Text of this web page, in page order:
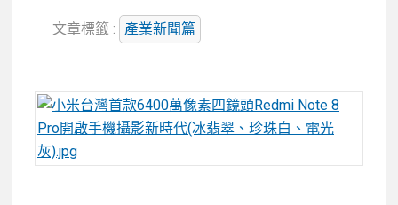
文章標籤 : 產業新聞篇